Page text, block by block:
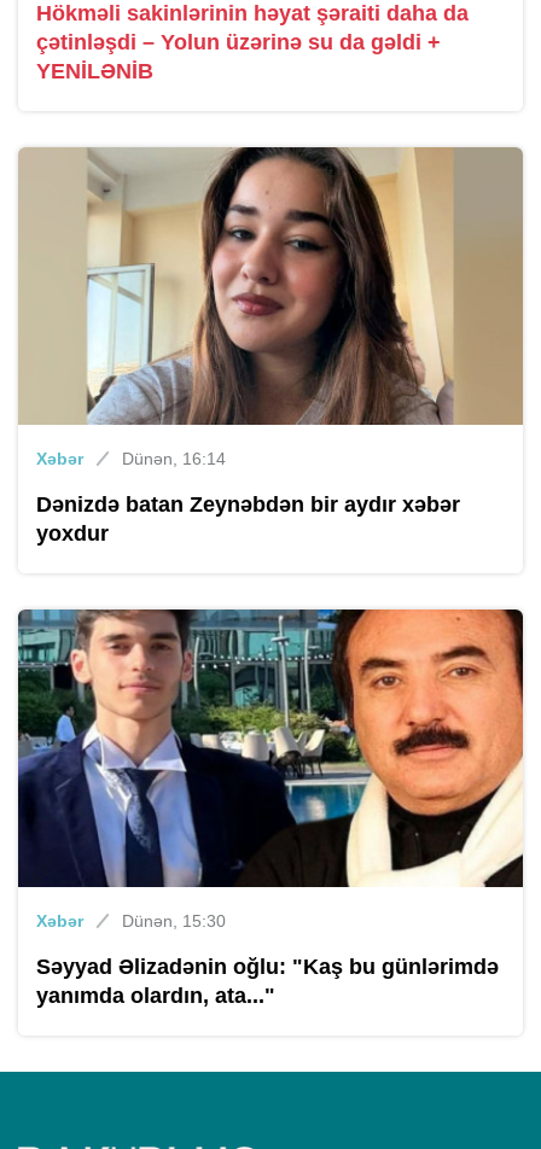
Hökməli sakinlərinin həyat şəraiti daha da
çətinləşdi – Yolun üzərinə su da gəldi +
YENİLƏNİB
Xəbər Dünən, 16:14
Dənizdə batan Zeynəbdən bir aydır xəbər
yoxdur
Xəbər Dünən, 15:30
Səyyad Əlizadənin oğlu: "Kaş bu günlərimdə
yanımda olardın, ata..."